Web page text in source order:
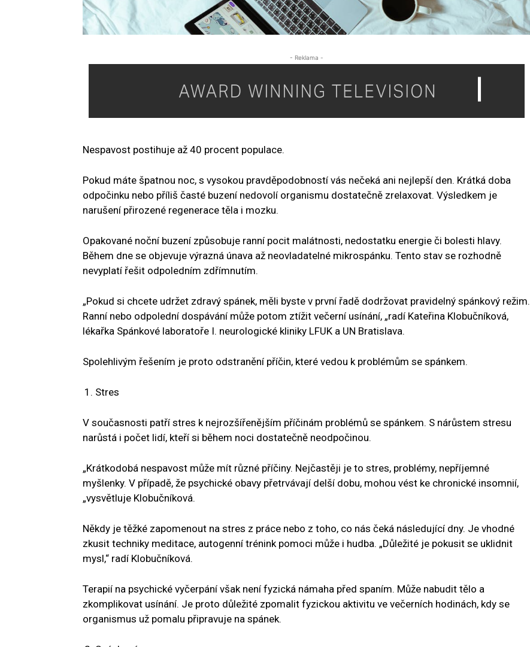
- Reklama -
Nespavost postihuje až 40 procent populace.
Pokud máte špatnou noc, s vysokou pravděpodobností vás nečeká ani nejlepší den. Krátká doba
odpočinku nebo příliš časté buzení nedovolí organismu dostatečně zrelaxovat. Výsledkem je
narušení přirozené regenerace těla i mozku.
Opakované noční buzení způsobuje ranní pocit malátnosti, nedostatku energie či bolesti hlavy.
Během dne se objevuje výrazná únava až neovladatelné mikrospánku. Tento stav se rozhodně
nevyplatí řešit odpoledním zdřímnutím.
„Pokud si chcete udržet zdravý spánek, měli byste v první řadě dodržovat pravidelný spánkový režim.
Ranní nebo odpolední dospávání může potom ztížit večerní usínání, „radí Kateřina Klobučníková,
lékařka Spánkové laboratoře I. neurologické kliniky LFUK a UN Bratislava.
Spolehlivým řešením je proto odstranění příčin, které vedou k problémům se spánkem.
Stres
V současnosti patří stres k nejrozšířenějším příčinám problémů se spánkem. S nárůstem stresu
narůstá i počet lidí, kteří si během noci dostatečně neodpočinou.
„Krátkodobá nespavost může mít různé příčiny. Nejčastěji je to stres, problémy, nepříjemné
myšlenky. V případě, že psychické obavy přetrvávají delší dobu, mohou vést ke chronické insomnií,
„vysvětluje Klobučníková.
Někdy je těžké zapomenout na stres z práce nebo z toho, co nás čeká následující dny. Je vhodné
zkusit techniky meditace, autogenní trénink pomoci může i hudba. „Důležité je pokusit se uklidnit
mysl,“ radí Klobučníková.
Terapií na psychické vyčerpání však není fyzická námaha před spaním. Může nabudit tělo a
zkomplikovat usínání. Je proto důležité zpomalit fyzickou aktivitu ve večerních hodinách, kdy se
organismus už pomalu připravuje na spánek.